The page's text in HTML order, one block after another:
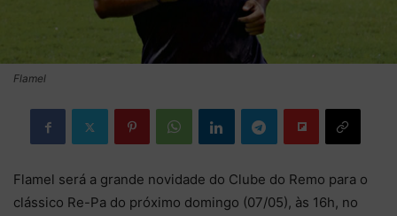
Flamel
Flamel será a grande novidade do Clube do Remo para o
clássico Re-Pa do próximo domingo (07/05), às 16h, no